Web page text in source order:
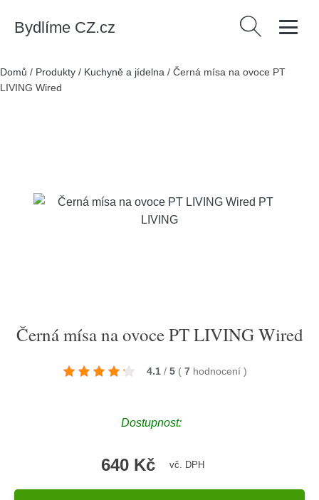
Bydlíme CZ.cz Vyhledávání
Domů / Produkty / Kuchyně a jídelna / Černá mísa na ovoce PT
LIVING Wired
Černá mísa na ovoce PT LIVING Wired
4.1 / 5 ( 7 hodnocení )
Dostupnost:
640 Kč vč. DPH